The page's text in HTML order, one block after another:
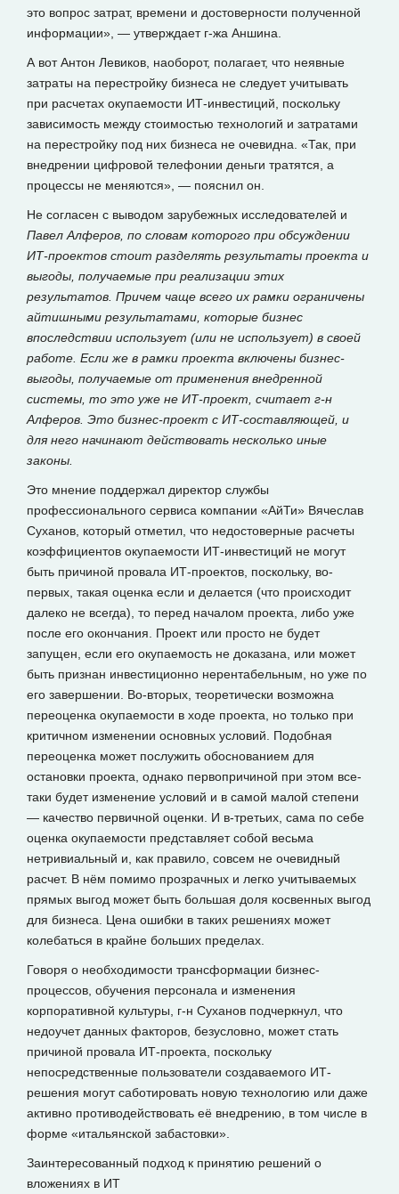
это вопрос затрат, времени и достоверности полученной
информации», — утверждает г-жа Аншина.
А вот Антон Левиков, наоборот, полагает, что неявные
затраты на перестройку бизнеса не следует учитывать
при расчетах окупаемости ИТ-инвестиций, поскольку
зависимость между стоимостью технологий и затратами
на перестройку под них бизнеса не очевидна. «Так, при
внедрении цифровой телефонии деньги тратятся, а
процессы не меняются», — пояснил он.
Не согласен с выводом зарубежных исследователей и
Павел Алферов, по словам которого при обсуждении
ИТ-проектов стоит разделять результаты проекта и
выгоды, получаемые при реализации этих
результатов. Причем чаще всего их рамки ограничены
айтишными результатами, которые бизнес
впоследствии использует (или не использует) в своей
работе. Если же в рамки проекта включены бизнес-
выгоды, получаемые от применения внедренной
системы, то это уже не ИТ-проект, считает г-н
Алферов. Это бизнес-проект с ИТ-составляющей, и
для него начинают действовать несколько иные
законы.
Это мнение поддержал директор службы
профессионального сервиса компании «АйТи» Вячеслав
Суханов, который отметил, что недостоверные расчеты
коэффициентов окупаемости ИТ-инвестиций не могут
быть причиной провала ИТ-проектов, поскольку, во-
первых, такая оценка если и делается (что происходит
далеко не всегда), то перед началом проекта, либо уже
после его окончания. Проект или просто не будет
запущен, если его окупаемость не доказана, или может
быть признан инвестиционно нерентабельным, но уже по
его завершении. Во-вторых, теоретически возможна
переоценка окупаемости в ходе проекта, но только при
критичном изменении основных условий. Подобная
переоценка может послужить обоснованием для
остановки проекта, однако первопричиной при этом все-
таки будет изменение условий и в самой малой степени
— качество первичной оценки. И в-третьих, сама по себе
оценка окупаемости представляет собой весьма
нетривиальный и, как правило, совсем не очевидный
расчет. В нём помимо прозрачных и легко учитываемых
прямых выгод может быть большая доля косвенных выгод
для бизнеса. Цена ошибки в таких решениях может
колебаться в крайне больших пределах.
Говоря о необходимости трансформации бизнес-
процессов, обучения персонала и изменения
корпоративной культуры, г-н Суханов подчеркнул, что
недоучет данных факторов, безусловно, может стать
причиной провала ИТ-проекта, поскольку
непосредственные пользователи создаваемого ИТ-
решения могут саботировать новую технологию или даже
активно противодействовать её внедрению, в том числе в
форме «итальянской забастовки».
Заинтересованный подход к принятию решений о
вложениях в ИТ